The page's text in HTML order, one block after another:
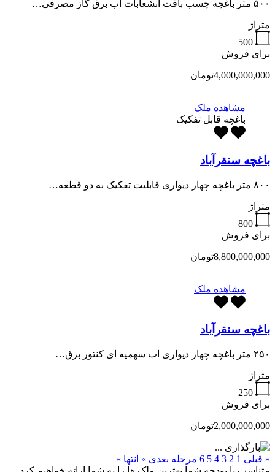
۵۰۰ متر باغچه چسب بافت انشعابات اب برق گاز مصرفی…
متراژ
500
برای فروش
4,000,000,000تومان
مشاهده ملک
باغچه قابل تفکیک
باغچه سنقرآباد
۸۰۰ متر باغچه چهار دیواری قابلیت تفکیک به دو قطعه…
متراژ
800
برای فروش
8,800,000,000تومان
مشاهده ملک
باغچه سنقرآباد
۲۵۰ متر باغچه چهار دیواری اب سهمیه ای کنتور برق…
متراژ
250
برای فروش
2,000,000,000تومان
« قبلی 1
2
3
4
5
6 مرحله بعدی » انتها »